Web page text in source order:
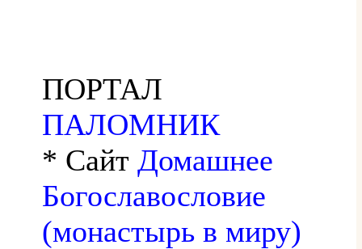
ПОРТАЛ
ПАЛОМНИК
* Сайт Домашнее
Богославословие
(монастырь в миру)